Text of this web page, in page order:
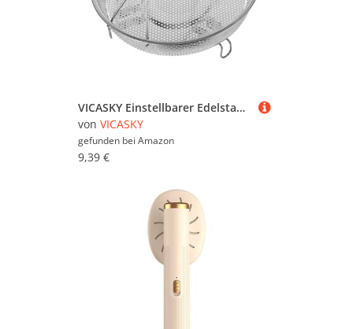
Servierschalen & -Formen
(30.006)
VICASKY Einstellbarer Edelstahl Dämpfeinsatz mit Feinmaschigem Abtropfkorb Wiederverwendbares Lebensmittel Dämpfgestell Abnehmbar und Vielseitig für Gemüse Fisch und Pasta
von VICASKY
gefunden bei Amazon
9,39 €